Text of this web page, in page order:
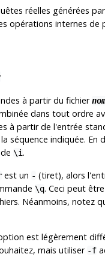
réelles générées
opérations internes de
à partir du fichier
dans tout ordre
à partir de l'entrée
séquence indiquée.
\i.
est un - (tiret), alors
\q. Ceci peut
Néanmoins, notez
est légèrement
mais utiliser -f